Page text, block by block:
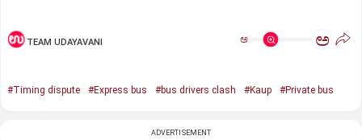
TEAM UDAYAVANI ಅ ಅ
#Timing dispute #Express bus #bus drivers clash #Kaup #Private bus
ADVERTISEMENT